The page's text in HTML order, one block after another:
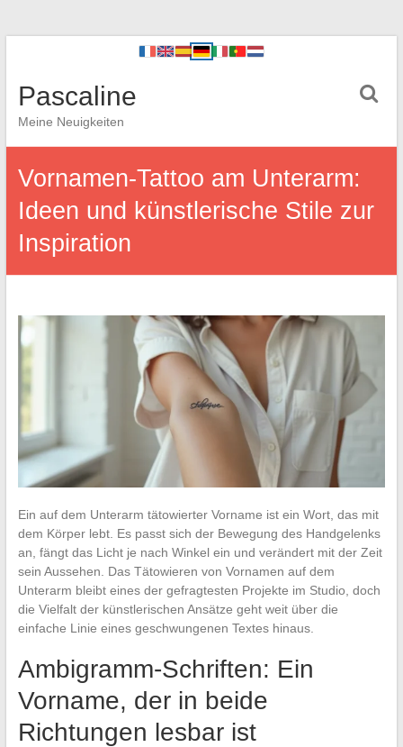
Pascaline
Meine Neuigkeiten
Vornamen-Tattoo am Unterarm:
Ideen und künstlerische Stile zur
Inspiration
Ein auf dem Unterarm tätowierter Vorname ist ein Wort, das mit
dem Körper lebt. Es passt sich der Bewegung des Handgelenks
an, fängt das Licht je nach Winkel ein und verändert mit der Zeit
sein Aussehen. Das Tätowieren von Vornamen auf dem
Unterarm bleibt eines der gefragtesten Projekte im Studio, doch
die Vielfalt der künstlerischen Ansätze geht weit über die
einfache Linie eines geschwungenen Textes hinaus.
Ambigramm-Schriften: Ein
Vorname, der in beide
Richtungen lesbar ist